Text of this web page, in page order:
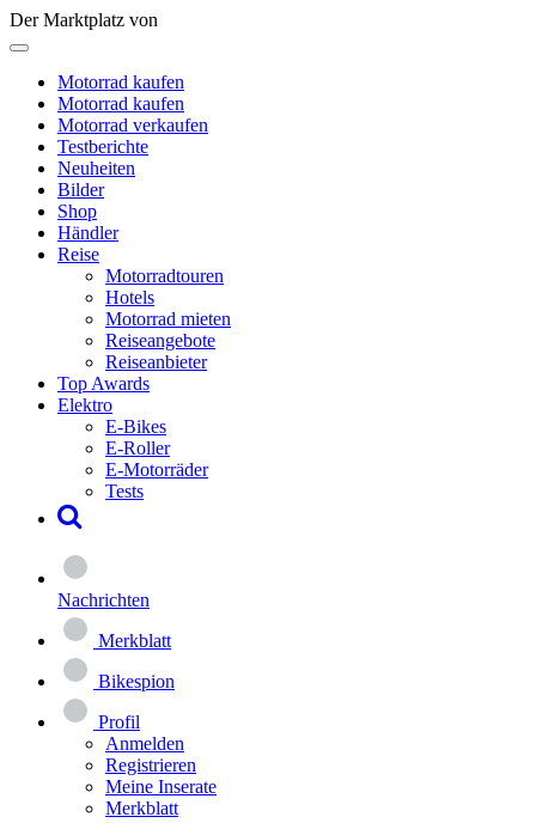
Der Marktplatz von
Motorrad kaufen
Motorrad kaufen
Motorrad verkaufen
Testberichte
Neuheiten
Bilder
Shop
Händler
Reise
Motorradtouren
Hotels
Motorrad mieten
Reiseangebote
Reiseanbieter
Top Awards
Elektro
E-Bikes
E-Roller
E-Motorräder
Tests
Nachrichten
Merkblatt
Bikespion
Profil
Anmelden
Registrieren
Meine Inserate
Merkblatt